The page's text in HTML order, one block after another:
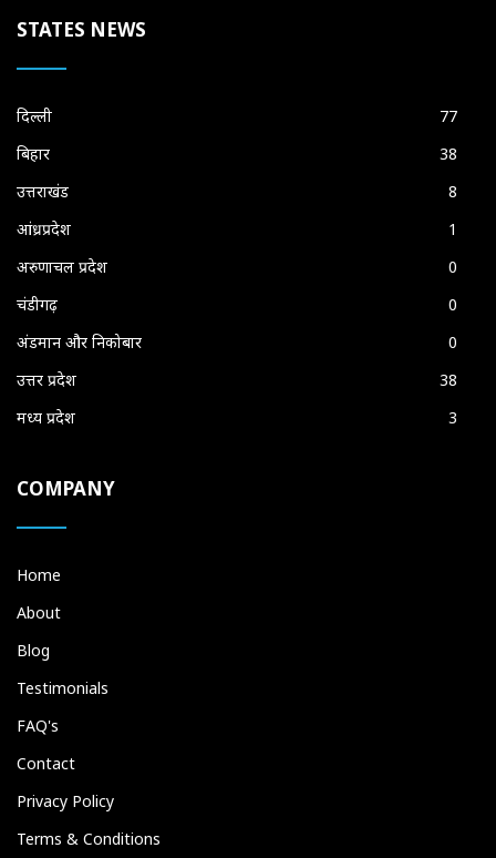
STATES NEWS
दिल्ली
77
बिहार
38
उत्तराखंड
8
आंध्रप्रदेश
1
अरुणाचल प्रदेश
0
चंडीगढ़
0
अंडमान और निकोबार
0
उत्तर प्रदेश
38
मध्य प्रदेश
3
COMPANY
Home
About
Blog
Testimonials
FAQ's
Contact
Privacy Policy
Terms & Conditions